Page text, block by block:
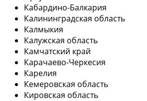
Кабардино-Балкария
Калининградская область
Калмыкия
Калужская область
Камчатский край
Карачаево-Черкесия
Карелия
Кемеровская область
Кировская область